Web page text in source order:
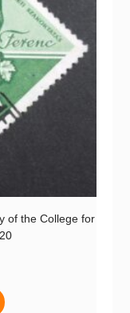
of the College for